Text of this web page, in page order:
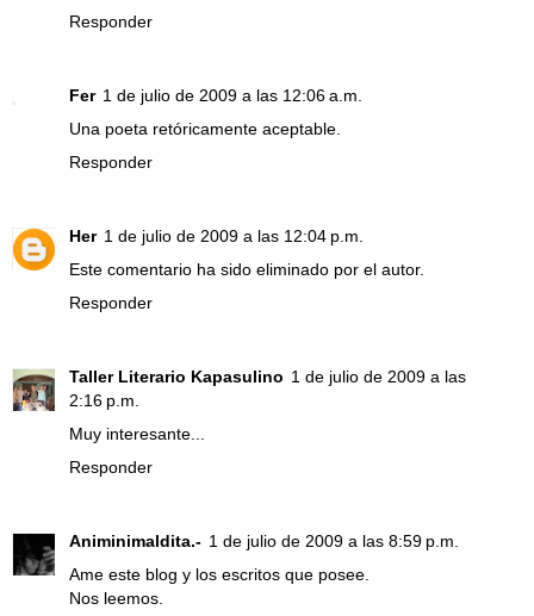
Responder
Fer 1 de julio de 2009 a las 12:06 a.m.
Una poeta retóricamente aceptable.
Responder
Her 1 de julio de 2009 a las 12:04 p.m.
Este comentario ha sido eliminado por el autor.
Responder
Taller Literario Kapasulino 1 de julio de 2009 a las
2:16 p.m.
Muy interesante...
Responder
Animinimaldita.- 1 de julio de 2009 a las 8:59 p.m.
Ame este blog y los escritos que posee.
Nos leemos.